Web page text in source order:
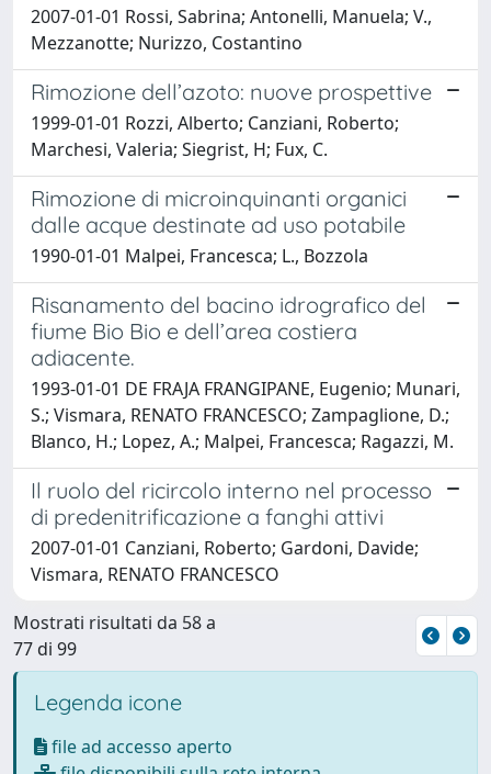
2007-01-01 Rossi, Sabrina; Antonelli, Manuela; V.,
Mezzanotte; Nurizzo, Costantino
Rimozione dell’azoto: nuove prospettive
1999-01-01 Rozzi, Alberto; Canziani, Roberto;
Marchesi, Valeria; Siegrist, H; Fux, C.
Rimozione di microinquinanti organici
dalle acque destinate ad uso potabile
1990-01-01 Malpei, Francesca; L., Bozzola
Risanamento del bacino idrografico del
fiume Bio Bio e dell’area costiera
adiacente.
1993-01-01 DE FRAJA FRANGIPANE, Eugenio; Munari,
S.; Vismara, RENATO FRANCESCO; Zampaglione, D.;
Blanco, H.; Lopez, A.; Malpei, Francesca; Ragazzi, M.
Il ruolo del ricircolo interno nel processo
di predenitrificazione a fanghi attivi
2007-01-01 Canziani, Roberto; Gardoni, Davide;
Vismara, RENATO FRANCESCO
Mostrati risultati da 58 a
77 di 99
Legenda icone
file ad accesso aperto